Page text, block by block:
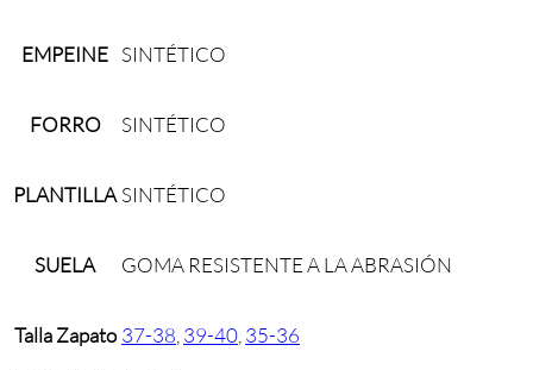
EMPEINE SINTÉTICO
FORRO SINTÉTICO
PLANTILLA SINTÉTICO
SUELA GOMA RESISTENTE A LA ABRASIÓN
Talla Zapato 37-38,39-40,35-36